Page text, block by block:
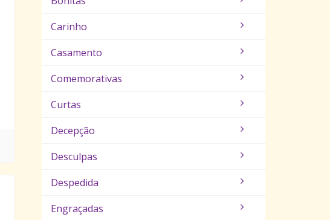
Carinho
Casamento
Comemorativas
Curtas
Decepção
Desculpas
Despedida
Engraçadas